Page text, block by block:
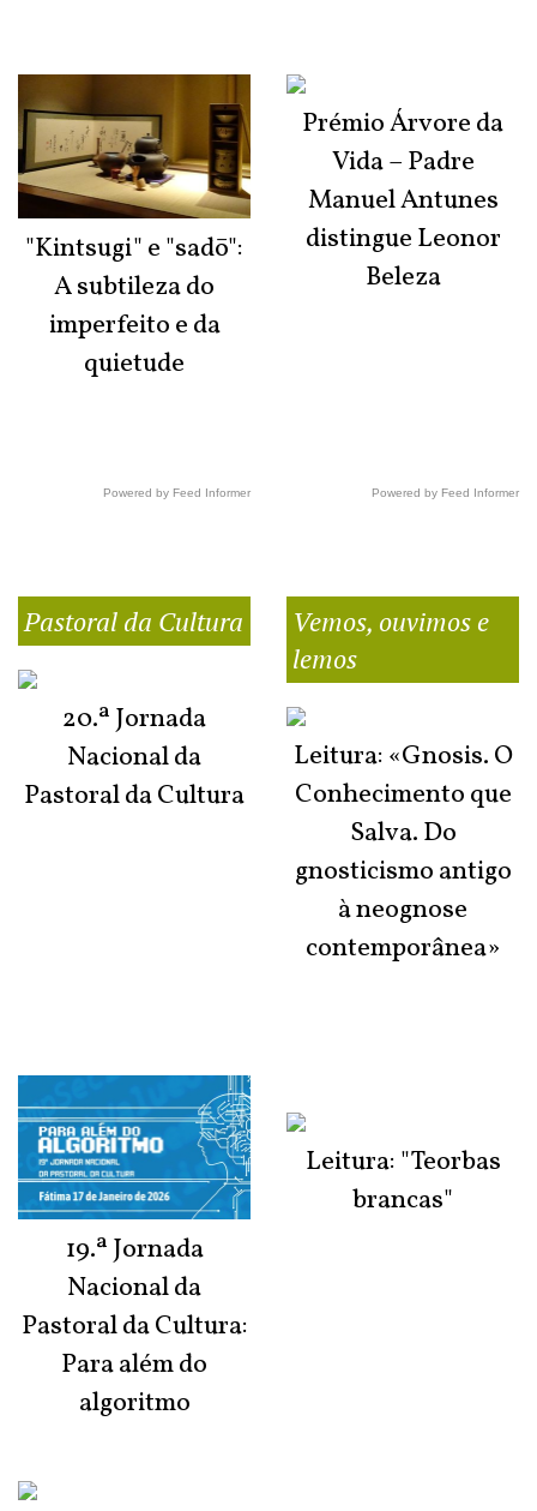
"Kintsugi" e "sadō":
A subtileza do
imperfeito e da
quietude
Powered by Feed Informer
Prémio Árvore da
Vida – Padre
Manuel Antunes
distingue Leonor
Beleza
Powered by Feed Informer
Pastoral da Cultura
20.ª Jornada
Nacional da
Pastoral da Cultura
19.ª Jornada
Nacional da
Pastoral da Cultura:
Para além do
algoritmo
Vemos, ouvimos e
lemos
Leitura: «Gnosis. O
Conhecimento que
Salva. Do
gnosticismo antigo
à neognose
contemporânea»
Leitura: "Teorbas
brancas"